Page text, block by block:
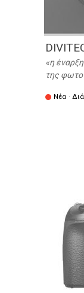
η
της
Νέα ·